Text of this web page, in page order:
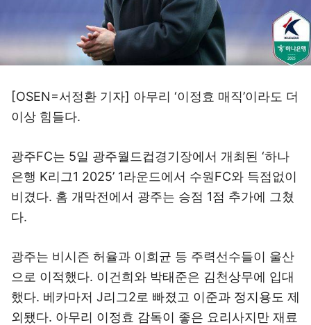
[OSEN=서정환 기자] 아무리 ‘이정효 매직’이라도 더
이상 힘들다.
광주FC는 5일 광주월드컵경기장에서 개최된 ‘하나
은행 K리그1 2025’ 1라운드에서 수원FC와 득점없이
비겼다. 홈 개막전에서 광주는 승점 1점 추가에 그쳤
다.
광주는 비시즌 허율과 이희균 등 주력선수들이 울산
으로 이적했다. 이건희와 박태준은 김천상무에 입대
했다. 베카마저 J리그2로 빠졌고 이준과 정지용도 제
외됐다. 아무리 이정효 감독이 좋은 요리사지만 재료